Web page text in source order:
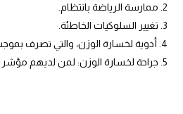
ممارسة الرياضة بانتظام.
تغيير السلوكيات الخاطئة.
أدوية لخسارة الوزن، والتي تصرف
جراحة لخسارة الوزن: لمن لديهم مؤشر